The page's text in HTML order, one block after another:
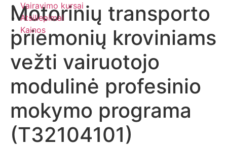
Vairavimo kursai
Atsiliepimai
Kainos
Motorinių transporto
priemonių kroviniams
vežti vairuotojo
modulinė profesinio
mokymo programa
(T32104101)